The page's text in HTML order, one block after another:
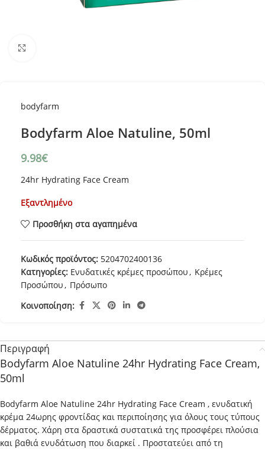
bodyfarm
Bodyfarm Aloe Natuline, 50ml
9.98€
24hr Hydrating Face Cream
Εξαντλημένο
Προσθήκη στα αγαπημένα
Κωδικός προϊόντος: 5204702400136
Κατηγορίες: Ενυδατικές κρέμες προσώπου, Κρέμες
Προσώπου, Πρόσωπο
Κοινοποίηση:
Περιγραφή
Bodyfarm Aloe Natuline 24hr Hydrating Face Cream,
50ml
Bodyfarm Aloe Natuline 24hr Hydrating Face Cream , ενυδατική
κρέμα 24ωρης φροντίδας και περιποίησης για όλους τους τύπους
δέρματος. Χάρη στα δραστικά συστατικά της προσφέρει πλούσια
και βαθιά ενυδάτωση που διαρκεί . Προστατεύει από τη